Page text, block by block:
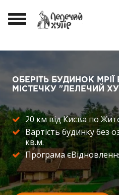
Toggle
navigation
ОБЕРІТЬ БУДИНОК
МІСТЕЧКУ "ЛЕЛЕЧИЙ
20 км від Києва по
Вартість будинку без
кв.м.
Програма